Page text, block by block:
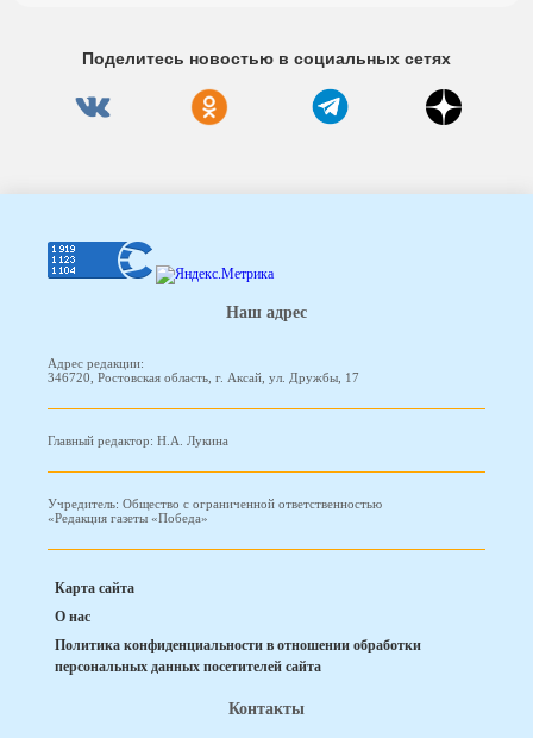
Поделитесь новостью в социальных сетях
Наш адрес
Адрес редакции:
346720, Ростовская область, г. Аксай, ул. Дружбы, 17
Главный редактор: Н.А. Лукина
Учредитель: Общество с ограниченной ответственностью
«Редакция газеты «Победа»
Карта сайта
О нас
Политика конфиденциальности в отношении обработки
персональных данных посетителей сайта
Контакты